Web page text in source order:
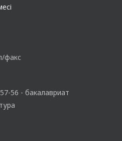
факс
56 - бакалавриат